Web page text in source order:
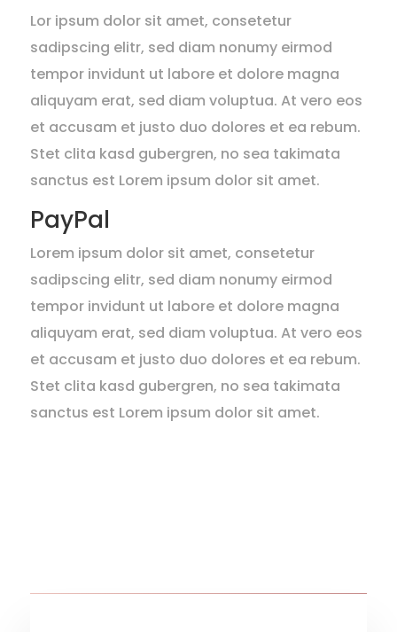
Lor ipsum dolor sit amet, consetetur
sadipscing elitr, sed diam nonumy eirmod
tempor invidunt ut labore et dolore magna
aliquyam erat, sed diam voluptua. At vero eos
et accusam et justo duo dolores et ea rebum.
Stet clita kasd gubergren, no sea takimata
sanctus est Lorem ipsum dolor sit amet.
PayPal
Lorem ipsum dolor sit amet, consetetur
sadipscing elitr, sed diam nonumy eirmod
tempor invidunt ut labore et dolore magna
aliquyam erat, sed diam voluptua. At vero eos
et accusam et justo duo dolores et ea rebum.
Stet clita kasd gubergren, no sea takimata
sanctus est Lorem ipsum dolor sit amet.